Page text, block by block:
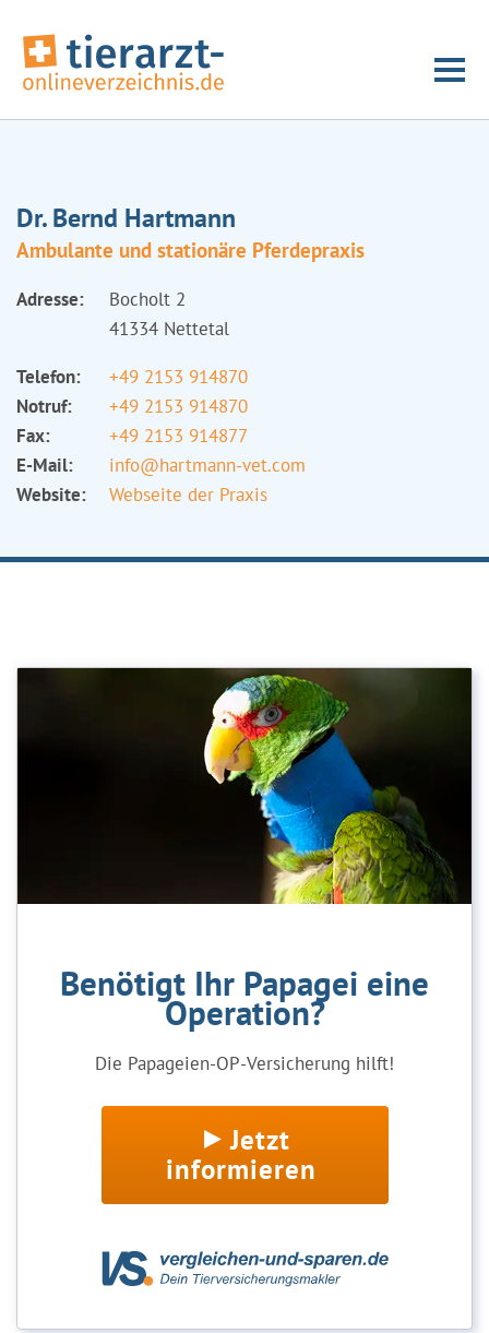
Dr. Bernd Hartmann
Ambulante und stationäre Pferdepraxis
Adresse:
Bocholt 2
41334 Nettetal
Telefon:
+49 2153 914870
Notruf:
+49 2153 914870
Fax:
+49 2153 914877
E-Mail:
info@hartmann-vet.com
Website:
Webseite der Praxis
Benötigt Ihr Papagei eine
Operation?
Die Papageien-OP-Versicherung hilft!
Jetzt
informieren